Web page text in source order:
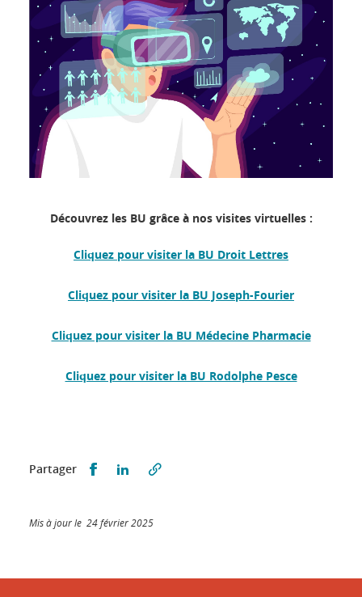
Découvrez les BU grâce à nos visites virtuelles :
Cliquez pour visiter la BU Droit Lettres
Cliquez pour visiter la BU Joseph-Fourier
Cliquez pour visiter la BU Médecine Pharmacie
Cliquez pour visiter la BU Rodolphe Pesce
Partager Partager sur Facebook
Partager sur LinkedIn
Mis à jour le 24 février 2025